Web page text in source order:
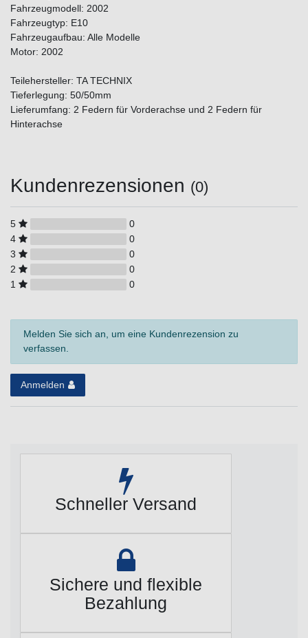
Fahrzeugmodell: 2002
Fahrzeugtyp: E10
Fahrzeugaufbau: Alle Modelle
Motor: 2002
Teilehersteller: TA TECHNIX
Tieferlegung: 50/50mm
Lieferumfang: 2 Federn für Vorderachse und 2 Federn für
Hinterachse
Kundenrezensionen (0)
5
0
4
0
3
0
2
0
1
0
Melden Sie sich an, um eine Kundenrezension zu
verfassen.
Anmelden
Schneller Versand
Sichere und flexible
Bezahlung